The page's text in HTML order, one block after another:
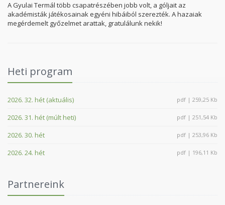
A Gyulai Termál több csapatrészében jobb volt, a góljait az
akadémisták játékosainak egyéni hibáiból szerezték. A hazaiak
megérdemelt győzelmet arattak, gratulálunk nekik!
Heti program
2026. 32. hét (aktuális) pdf | 259,25 Kb
2026. 31. hét (múlt heti) pdf | 251,54 Kb
2026. 30. hét pdf | 253,96 Kb
2026. 24. hét pdf | 196,11 Kb
Partnereink